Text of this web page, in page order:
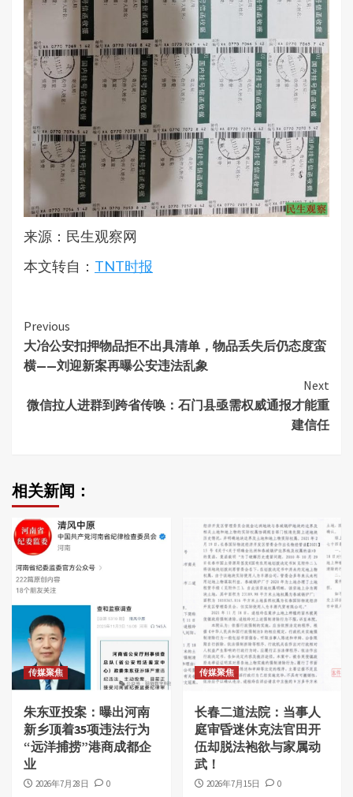
来源：民生观察网
本文转自： TNT时报
Continue
Reading
Previous
大冶公安扣押物品拒不出具清单，物品丢失后仍态度蛮
横——刘迎新案再曝公安违法乱象
Next
微信拉人进群到跨省传唤：石门县亟需权威通报才能重
建信任
相关新闻：
传媒聚焦
朱东亚投案：曝出河南
新乡顶着35项违法行为
“远洋捕捞”港商成都企
业
2026年7月28日 0
传媒聚焦
长春二道法院：当事人
庭审昏迷休克法官田开
伍却脱法袍欲与家属动
武！
2026年7月15日 0